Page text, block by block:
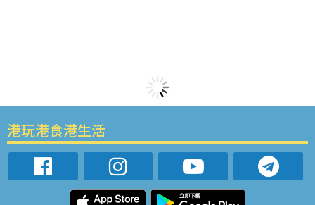
港玩港食港生活